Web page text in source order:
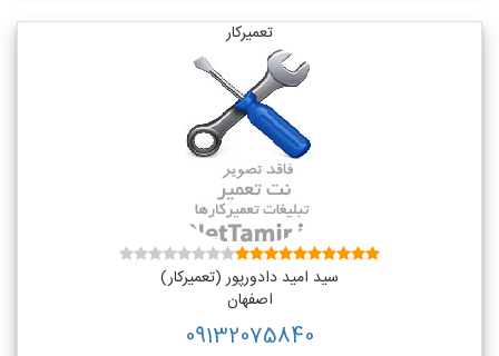
تعمیرکار
سید امید دادورپور (تعمیرکار)
اصفهان
09132075840